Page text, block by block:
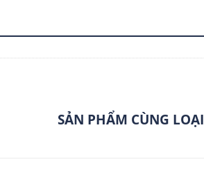
SẢN PHẨM CÙNG LOẠI